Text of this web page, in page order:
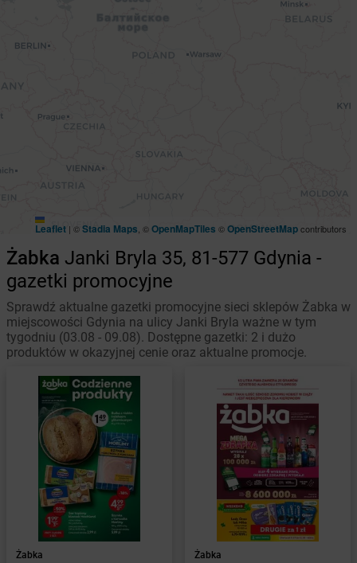
Leaflet | ©Stadia Maps , ©OpenMapTiles ©OpenStreetMapcontributors
Żabka Janki Bryla 35, 81-577 Gdynia -
gazetki promocyjne
Sprawdź aktualne gazetki promocyjne sieci sklepów Żabka w
miejscowości Gdynia na ulicy Janki Bryla ważne w tym
tygodniu (03.08 - 09.08). Dostępne gazetki: 2 i dużo
produktów w okazyjnej cenie oraz aktualne promocje.
Żabka
Żabka